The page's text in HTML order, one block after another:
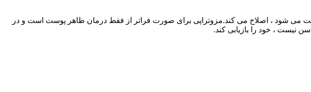
شود ، اصلاح می کند.مزوتراپی برای صورت فراتر از فقط درمان ظاهر پوست است و در
نیست ، خود را بازیابی کند.